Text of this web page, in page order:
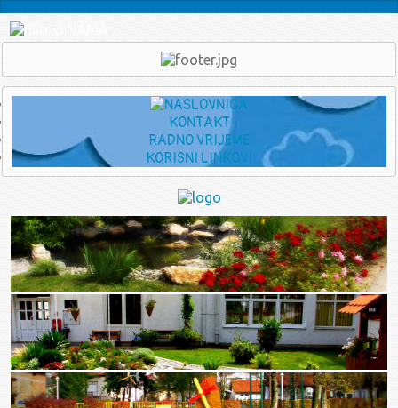
Djelatnici
PRAVNI KUTAK
Transparentnost
Savjetovanje s javnošću
Upravno vijeće
Sjednice u 2026.
Poziv za 12. sjednicu UV-a (16.7.2026.)
travanj - lipanj
Zapisnik sa 11. sjednice UV-a (1.6.2026.)
Poziv za 11. sjednicu UV-a (1.6.2026.)
Zapisnik sa 10. sjednice UV-a (12.5.2026.)
Poziv za 10. sjednicu UV-a (12.05.2026.)
Zaključci sa 9. sjednice UV-a (14.04.2026.)
Poziv za 9. sjednicu UV-a (14.04.2026.)
siječanj - ožujak
KONTAKT
RADNO VRIJEME
KORISNI LINKOVI